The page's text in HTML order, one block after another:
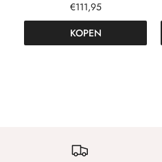
€111,95
KOPEN